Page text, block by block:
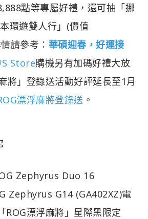
點等專屬好禮，還可抽「挪
環遊雙人行」(價值
請參考： 華碩迎春，好運接
Store購機另有加碼好禮大放
將」登錄送活動好評延長至1月
漂浮麻將登錄送 。
Zephyrus Duo 16
Zephyrus G14 (GA402XZ)電
ROG漂浮麻將」星際黑限定